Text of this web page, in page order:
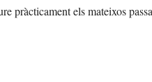
pràcticament els mateixos